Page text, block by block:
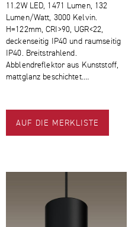
11.2W LED, 1471 Lumen, 132
Lumen/Watt, 3000 Kelvin.
H=122mm, CRI>90, UGR<22,
deckenseitig IP40 und raumseitig
IP40. Breitstrahlend.
Abblendreflektor aus Kunststoff,
mattglanz beschichtet.…